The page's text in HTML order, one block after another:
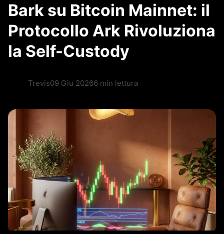
Bark su Bitcoin Mainnet: il
Protocollo Ark Rivoluziona
la Self-Custody
Trevis09 Giu 20266 min lettura